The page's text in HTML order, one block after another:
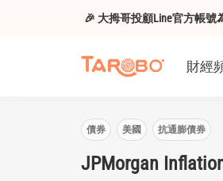
🎉 大拇哥投顧Line官方帳號
財經
債券 美國 抗通膨債券
JPMorgan